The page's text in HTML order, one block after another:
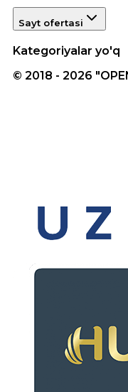
Sayt ofertasi
Kategoriyalar yo'q
© 2018 - 2026